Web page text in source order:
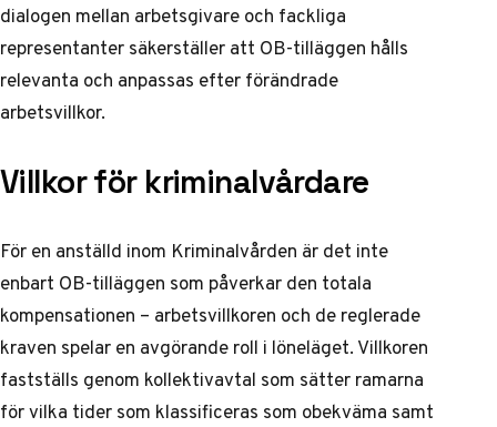
dialogen mellan arbetsgivare och fackliga
representanter säkerställer att OB-tilläggen hålls
relevanta och anpassas efter förändrade
arbetsvillkor.
Villkor för kriminalvårdare
För en anställd inom Kriminalvården är det inte
enbart OB-tilläggen som påverkar den totala
kompensationen – arbetsvillkoren och de reglerade
kraven spelar en avgörande roll i löneläget. Villkoren
fastställs genom kollektivavtal som sätter ramarna
för vilka tider som klassificeras som obekväma samt